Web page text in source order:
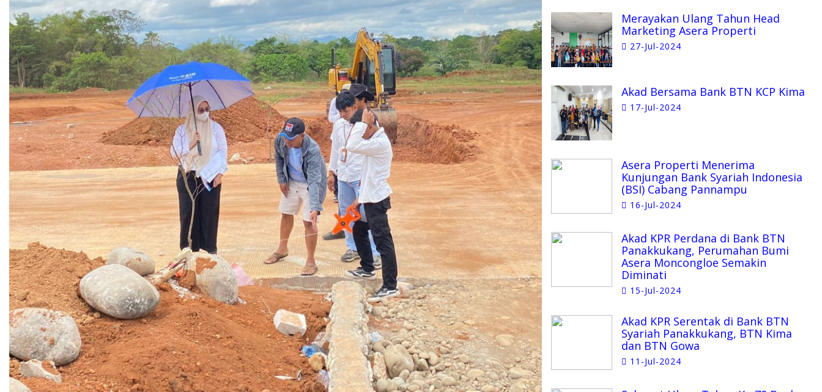
Merayakan Ulang Tahun Head
Marketing Asera Properti
27-Jul-2024
Akad Bersama Bank BTN KCP Kima
17-Jul-2024
Asera Properti Menerima
Kunjungan Bank Syariah Indonesia
(BSI) Cabang Pannampu
16-Jul-2024
Akad KPR Perdana di Bank BTN
Panakkukang, Perumahan Bumi
Asera Moncongloe Semakin
Diminati
15-Jul-2024
Akad KPR Serentak di Bank BTN
Syariah Panakkukang, BTN Kima
dan BTN Gowa
11-Jul-2024